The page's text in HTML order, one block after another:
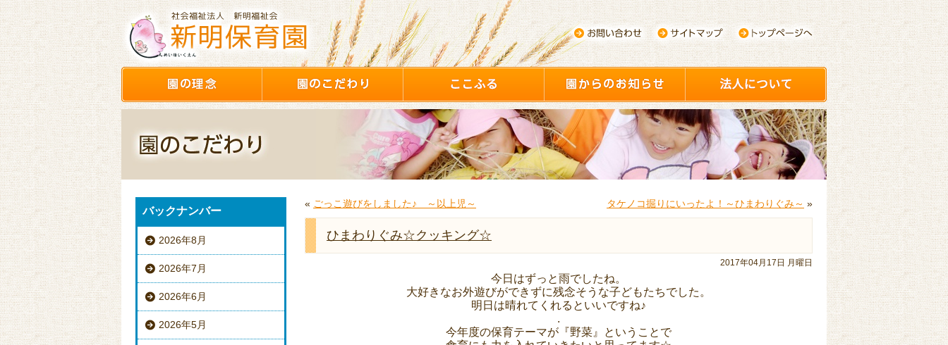
バックナンバー
2026年8月
2026年7月
2026年6月
2026年5月
« ごっこ遊びをしました♪ ～以上児～ タケノコ掘りにいったよ！～ひまわりぐみ～ »
ひまわりぐみ☆クッキング☆
2017年04月17日 月曜日
今日はずっと雨でしたね。
大好きなお外遊びができずに残念そうな子どもたちでした。
明日は晴れてくれるといいですね♪
.
今年度の保育テーマが『野菜』ということで